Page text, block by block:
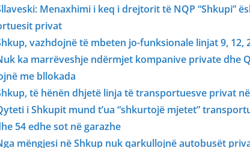
Menaxhimi i keq i drejtorit të NQP “Shkupi”
privat
vazhdojnë të mbeten jo-funksionale linjat 9, 12,
ka marrëveshje ndërmjet kompanive private dhe
me bllokada
të hënën dhjetë linja të transportuesve privat
i Shkupit mund t’ua “shkurtojë mjetet”
54 edhe sot në garazhe
mëngjesi në Shkup nuk qarkullojnë autobusët